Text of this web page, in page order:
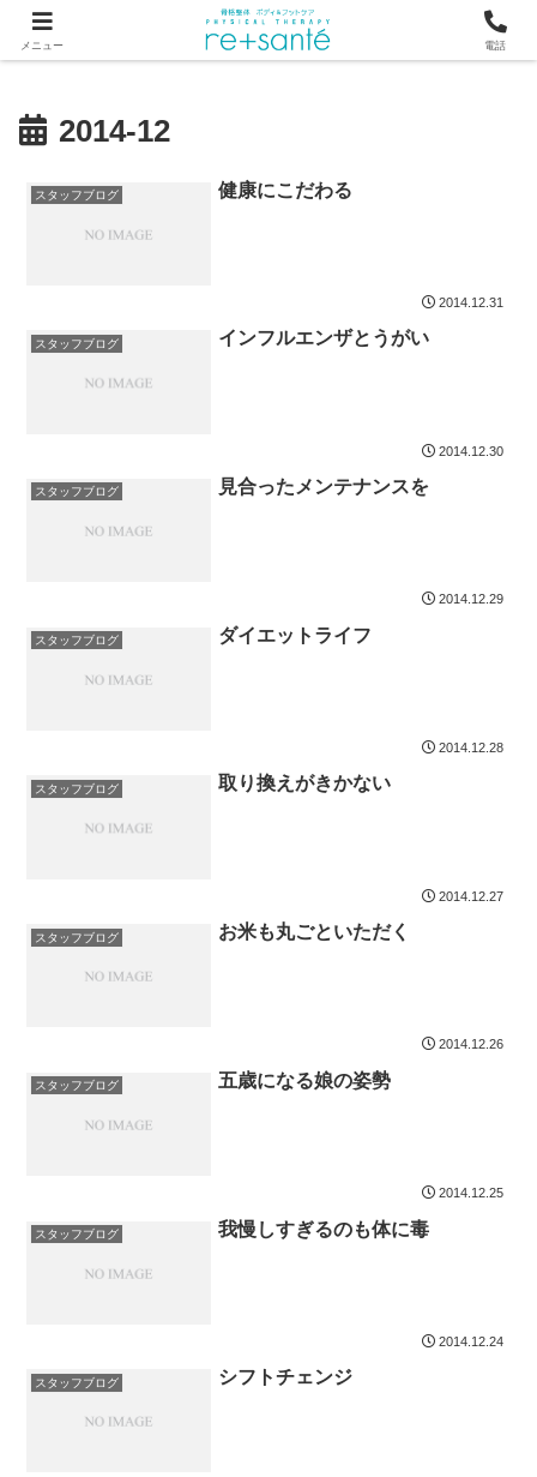
つらい首・肩こり・腰の痛みは、骨から見直す横浜市関内の整体
2014-12
スタッフブログ 健康にこだわる
2014.12.31
スタッフブログ インフルエンザとうがい
2014.12.30
スタッフブログ 見合ったメンテナンスを
2014.12.29
スタッフブログ ダイエットライフ
2014.12.28
スタッフブログ 取り換えがきかない
2014.12.27
スタッフブログ お米も丸ごといただく
2014.12.26
スタッフブログ 五歳になる娘の姿勢
2014.12.25
スタッフブログ 我慢しすぎるのも体に毒
2014.12.24
スタッフブログ シフトチェンジ
メニュー 電話